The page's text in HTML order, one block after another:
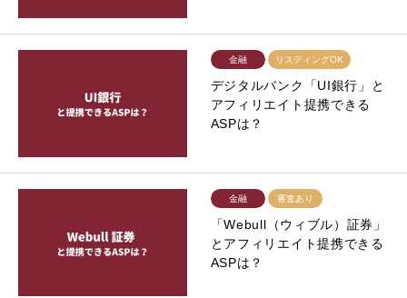
金融 リスティングOK
デジタルバンク「UI銀行」と
アフィリエイト提携できる
ASPは？
金融 審査あり
「Webull（ウィブル）証券」
とアフィリエイト提携できる
ASPは？